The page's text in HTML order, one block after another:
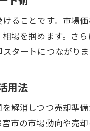
トラ
宇
売
損をしな
ることです。市場
場を掴めます。さ
タートにつながりま
用法
解消しつつ売却準
市の市場動向や売